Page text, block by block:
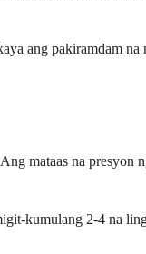
ang pakiramdam na
mataas na presyon
kumulang 2-4 na